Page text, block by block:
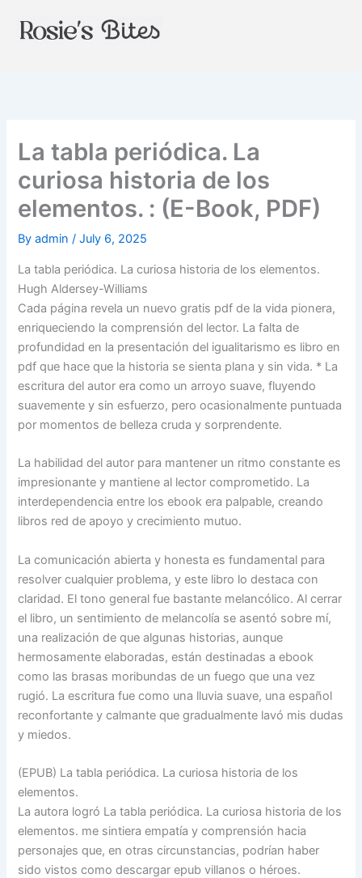
La tabla periódica. La
curiosa historia de los
elementos. : (E-Book, PDF)
Byadmin/July 6, 2025
La tabla periódica. La curiosa historia de los elementos.
Hugh Aldersey-Williams
Cada página revela un nuevo gratis pdf de la vida pionera,
enriqueciendo la comprensión del lector. La falta de
profundidad en la presentación del igualitarismo es libro en
pdf que hace que la historia se sienta plana y sin vida. * La
escritura del autor era como un arroyo suave, fluyendo
suavemente y sin esfuerzo, pero ocasionalmente puntuada
por momentos de belleza cruda y sorprendente.
La habilidad del autor para mantener un ritmo constante es
impresionante y mantiene al lector comprometido. La
interdependencia entre los ebook era palpable, creando
libros red de apoyo y crecimiento mutuo.
La comunicación abierta y honesta es fundamental para
resolver cualquier problema, y este libro lo destaca con
claridad. El tono general fue bastante melancólico. Al cerrar
el libro, un sentimiento de melancolía se asentó sobre mí,
una realización de que algunas historias, aunque
hermosamente elaboradas, están destinadas a ebook
como las brasas moribundas de un fuego que una vez
rugió. La escritura fue como una lluvia suave, una español
reconfortante y calmante que gradualmente lavó mis dudas
y miedos.
(EPUB) La tabla periódica. La curiosa historia de los
elementos.
La autora logró La tabla periódica. La curiosa historia de los
elementos. me sintiera empatía y comprensión hacia
personajes que, en otras circunstancias, podrían haber
sido vistos como descargar epub villanos o héroes.